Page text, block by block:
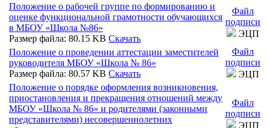
Положение о рабочей группе по формированию и
оценке функциональной грамотности обучающихся
в МБОУ «Школа №86»
Размер файла: 80.15 KB Скачать
Файл
подписи
ЭЦП
Положение о проведении аттестации заместителей
руководителя МБОУ «Школа № 86»
Размер файла: 80.57 KB Скачать
Файл
подписи
ЭЦП
Положение о порядке оформления возникновения,
приостановления и прекращения отношений между
МБОУ «Школа № 86» и родителями (законными
представителями) несовершеннолетних
Файл
подписи
ЭЦП